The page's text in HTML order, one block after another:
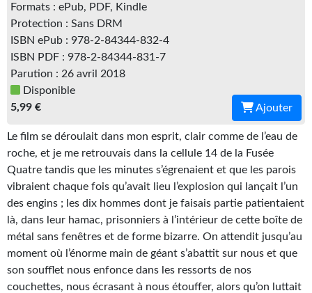
Bifrost
Livres audio
Gratuit
Sans DRM
BIFROST
Tous les numéros
En numérique
S'abonner
Les critiques
Le blog
Formats : ePub, PDF, Kindle
Protection : Sans DRM
ISBN ePub : 978-2-84344-832-4
ISBN PDF : 978-2-84344-831-7
Parution : 26 avril 2018
Disponible
5,99 €
Ajouter
Le film se déroulait dans mon esprit, clair comme de l’eau de
roche, et je me retrouvais dans la cellule 14 de la Fusée
Quatre tandis que les minutes s’égrenaient et que les parois
vibraient chaque fois qu’avait lieu l’explosion qui lançait l’un
des engins ; les dix hommes dont je faisais partie patientaient
là, dans leur hamac, prisonniers à l’intérieur de cette boîte de
métal sans fenêtres et de forme bizarre. On attendit jusqu’au
moment où l’énorme main de géant s’abattit sur nous et que
son soufflet nous enfonce dans les ressorts de nos
couchettes, nous écrasant à nous étouffer, alors qu’on luttait